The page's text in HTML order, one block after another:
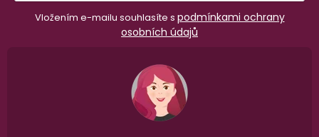
Vložením e-mailu souhlasíte s podmínkami ochrany
osobních údajů